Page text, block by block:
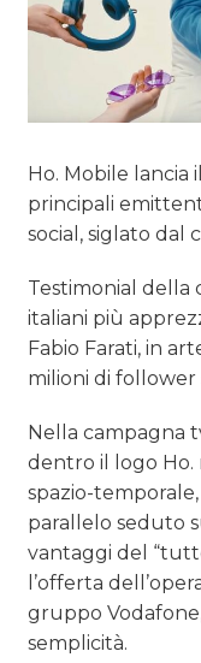
OPINIONI
Ho. Mobile lancia
principali
social, siglato dal
Testimonial della
italiani più
Fabio Farati, in
milioni di follower
Nella campagna
dentro il logo Ho.
spazio-
parallelo seduto
vantaggi del
l’offerta
gruppo
semplicità.